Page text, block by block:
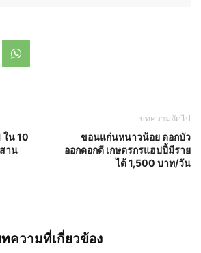
ใน 10
าน
บทความถัดไป
ขอนแก่นหนาวน้อย ดอกบัว
ออกดอกดี เกษตรกรแฮปปี้มีราย
ได้ 1,500 บาท/วัน
ความที่เกี่ยวข้อง